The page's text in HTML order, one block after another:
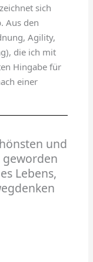
sich
Aus den
Agility,
die ich mit
Hingabe für
einer
und
Lebens,